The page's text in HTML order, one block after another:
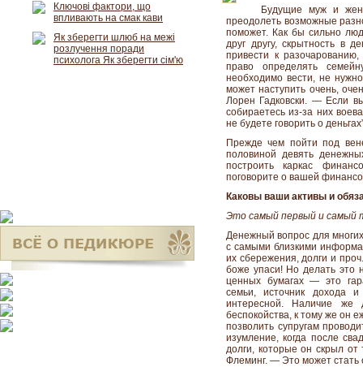
Будущие муж и
преодолеть возможные
поможет. Как бы сильно
друг другу, скрытность в
привести к
право определять
необходимо вести, не
может наступить очень,
Лорен Гадковски. — Если
собираетесь из-за них
не будете говорить о
Прежде чем пойти под
половиной девять
построить каркас
поговорите о вашей
Каковы ваши активы и
Это самый первый и самый
Денежный вопрос для
с самыми близкими
их сбережения, долги и
боже упаси! Но делать это
ценных бумагах — это
семьи, источник дохода
интересной. Наличие же
беспокойства, к тому же он
позволить супругам
изумление, когда после
долги, которые он скрыл
Флеминг. — Это может стать
Ключові фактори, що
впливають на смак кави
Як зберегти шлюб на межі
розлучення поради
психолога Як зберегти сім'ю